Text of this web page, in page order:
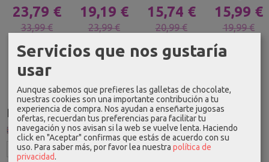
Idioma
23,79 €
33,99 €
19,19 €
23,99 €
15,74 €
20,99 €
15,99 €
19,99 €
Servicios que nos gustaría
usar
Aunque sabemos que prefieres las galletas de chocolate,
nuestras cookies son una importante contribución a tu
experiencia de compra. Nos ayudan a enseñarte jugosas
ofertas, recuerdan tus preferencias para facilitar tu
navegación y nos avisan si la web se vuelve lenta. Haciendo
click en "Aceptar" confirmas que estás de acuerdo con su
uso. Para saber más, por favor lea nuestra política de
privacidad.